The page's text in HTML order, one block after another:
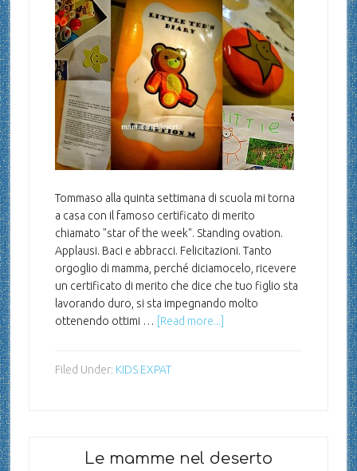
Tommaso alla quinta settimana di scuola mi torna
a casa con il famoso certificato di merito
chiamato "star of the week". Standing ovation.
Applausi. Baci e abbracci. Felicitazioni. Tanto
orgoglio di mamma, perché diciamocelo, ricevere
un certificato di merito che dice che tuo figlio sta
lavorando duro, si sta impegnando molto
ottenendo ottimi …
[Read more...]
Filed Under: KIDS EXPAT
Le mamme nel deserto